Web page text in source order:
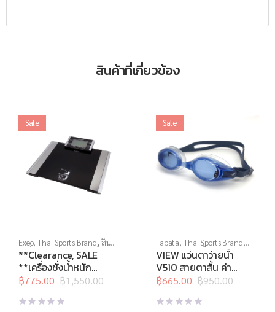
สินค้าที่เกี่ยวข้อง
Sale
Exeo,Thai Sports Brand, สิน
ค้าล็อตสุดท้าย,อุปกรณ์เพื่อ
สุขภาพ,เครื่องชั่งน้ำหนัก,
ชั่งน้ำหนักวัดไขมัน
**Clearance, SALE
**เครื่องชั่งน้ำหนัก
ดิจิตอล Body Fat
฿1,550.00
Original
price
was:
฿775.00
Current
price
is:
Sale
Tabata, Thai Sports Brand,
View,กีฬาทางน้ำ,แว่นตาว่าย
น้ำ,แว่นตาว่ายน้ำสายตา
VIEW แว่นตาว่ายน้ำ
V510 สายตาสั้น ค่า
สายตา -2.0 ถึง -10.0
฿950.00
Original
price
was:
฿665.00
Current
price
is: